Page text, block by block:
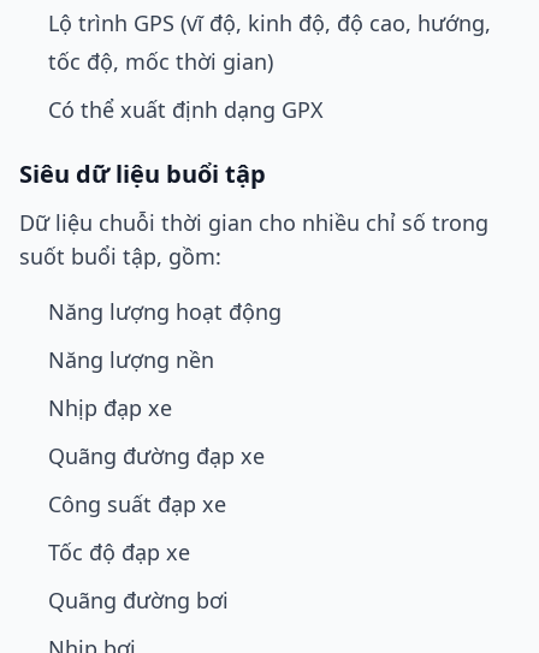
Lộ trình GPS (vĩ độ, kinh độ, độ cao, hướng,
tốc độ, mốc thời gian)
Có thể xuất định dạng GPX
Siêu dữ liệu buổi tập
Dữ liệu chuỗi thời gian cho nhiều chỉ số trong
suốt buổi tập, gồm:
Năng lượng hoạt động
Năng lượng nền
Nhịp đạp xe
Quãng đường đạp xe
Công suất đạp xe
Tốc độ đạp xe
Quãng đường bơi